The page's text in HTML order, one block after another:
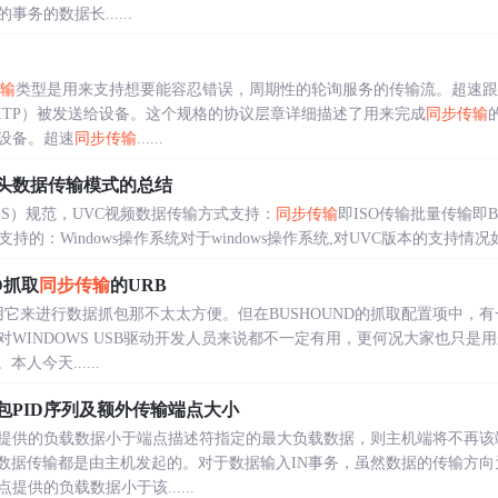
事务的数据长......
类型是用来支持想要能容忍错误，周期性的轮询服务的传输流。超速
）被发送给设备。这个规格的协议层章详细描述了用来完成同步传输
备。超速 同步传输......
数据传输模式的总结
）规范，UVC视频数据传输方式支持： 同步传输即ISO传输批量传输即
持的：Windows操作系统对于windows操作系统,对UVC版本的支持情况
取 同步传输的URB
来进行数据抓包那不太太方便。但在BUSHOUND的抓取配置项中，
WINDOWS USB驱动开发人员来说都不一定有用，更何况大家也只是
本人今天......
PID序列及额外传输端点大小
供的负载数据小于端点描述符指定的最大负载数据，则主机端将不再
据传输都是由主机发起的。对于数据输入IN事务，虽然数据的传输方
提供的负载数据小于该......